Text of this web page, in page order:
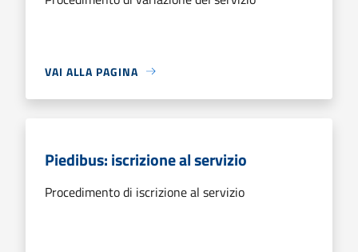
VAI ALLA PAGINA
Piedibus: iscrizione al servizio
Procedimento di iscrizione al servizio